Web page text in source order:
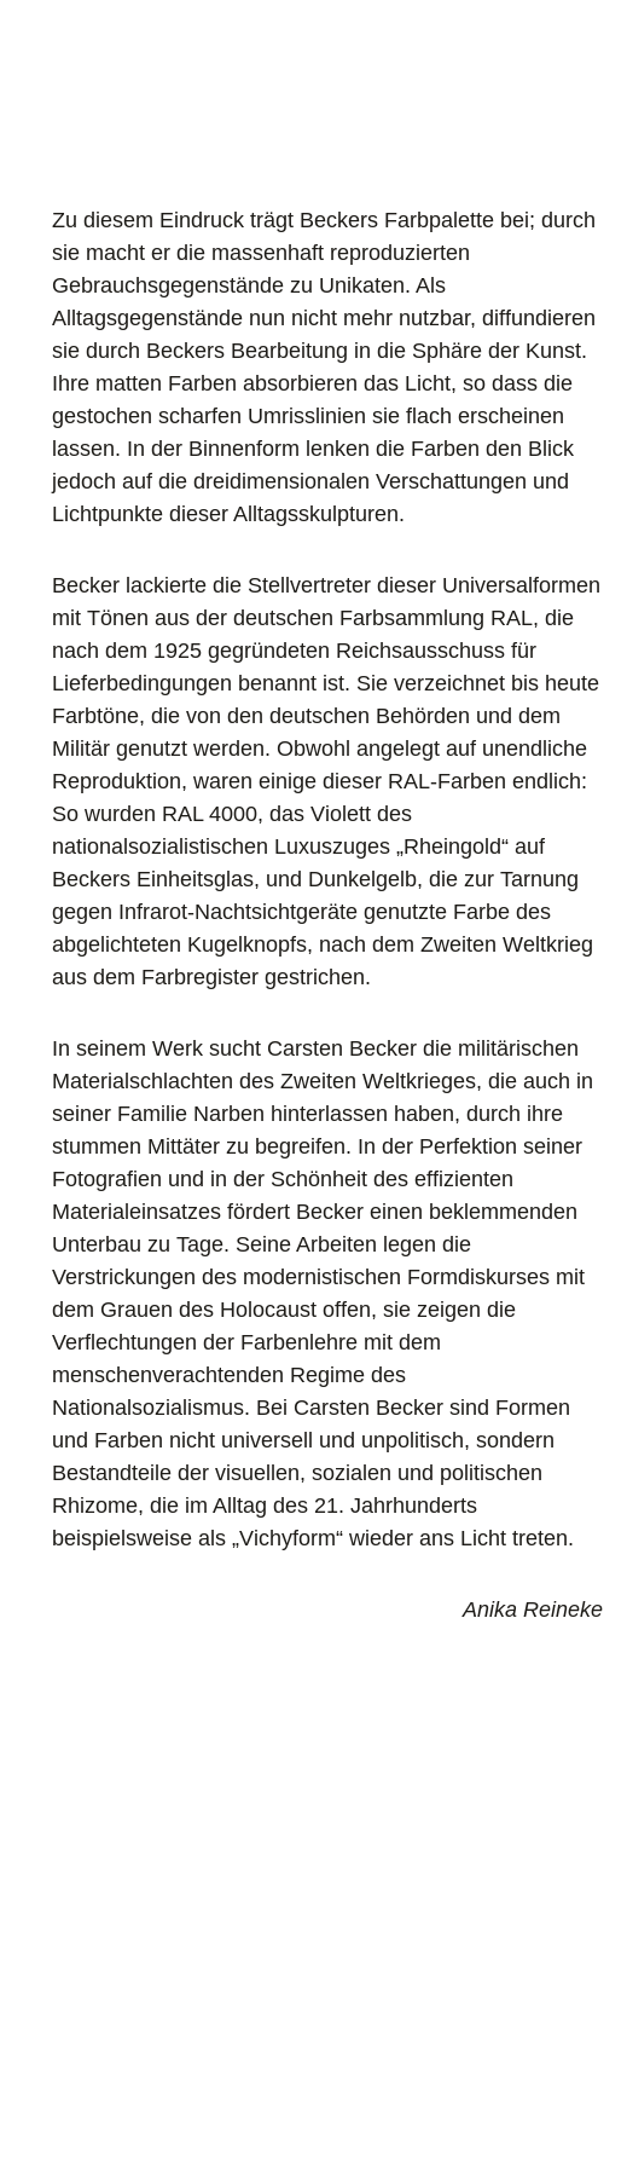
Zu diesem Eindruck trägt Beckers Farbpalette bei; durch
sie macht er die massenhaft reproduzierten
Gebrauchsgegenstände zu Unikaten. Als
Alltagsgegenstände nun nicht mehr nutzbar, diffundieren
sie durch Beckers Bearbeitung in die Sphäre der Kunst.
Ihre matten Farben absorbieren das Licht, so dass die
gestochen scharfen Umrisslinien sie flach erscheinen
lassen. In der Binnenform lenken die Farben den Blick
jedoch auf die dreidimensionalen Verschattungen und
Lichtpunkte dieser Alltagsskulpturen.
Becker lackierte die Stellvertreter dieser Universalformen
mit Tönen aus der deutschen Farbsammlung RAL, die
nach dem 1925 gegründeten Reichsausschuss für
Lieferbedingungen benannt ist. Sie verzeichnet bis heute
Farbtöne, die von den deutschen Behörden und dem
Militär genutzt werden. Obwohl angelegt auf unendliche
Reproduktion, waren einige dieser RAL-Farben endlich:
So wurden RAL 4000, das Violett des
nationalsozialistischen Luxuszuges „Rheingold“ auf
Beckers Einheitsglas, und Dunkelgelb, die zur Tarnung
gegen Infrarot-Nachtsichtgeräte genutzte Farbe des
abgelichteten Kugelknopfs, nach dem Zweiten Weltkrieg
aus dem Farbregister gestrichen.
In seinem Werk sucht Carsten Becker die militärischen
Materialschlachten des Zweiten Weltkrieges, die auch in
seiner Familie Narben hinterlassen haben, durch ihre
stummen Mittäter zu begreifen. In der Perfektion seiner
Fotografien und in der Schönheit des effizienten
Materialeinsatzes fördert Becker einen beklemmenden
Unterbau zu Tage. Seine Arbeiten legen die
Verstrickungen des modernistischen Formdiskurses mit
dem Grauen des Holocaust offen, sie zeigen die
Verflechtungen der Farbenlehre mit dem
menschenverachtenden Regime des
Nationalsozialismus. Bei Carsten Becker sind Formen
und Farben nicht universell und unpolitisch, sondern
Bestandteile der visuellen, sozialen und politischen
Rhizome, die im Alltag des 21. Jahrhunderts
beispielsweise als „Vichyform“ wieder ans Licht treten.
Anika Reineke